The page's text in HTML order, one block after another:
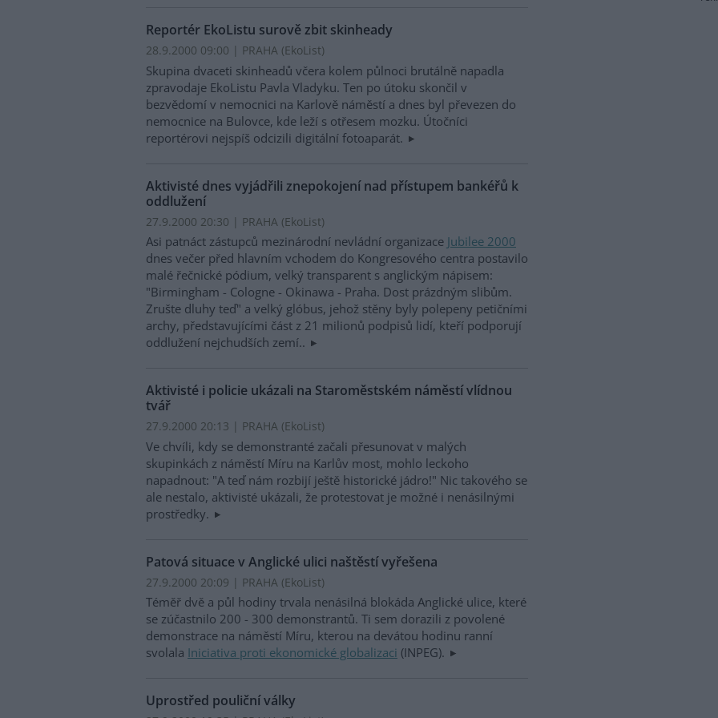
Reportér EkoListu surově zbit skinheady
28.9.2000 09:00 | PRAHA (EkoList)
Skupina dvaceti skinheadů včera kolem půlnoci brutálně napadla
zpravodaje EkoListu Pavla Vladyku. Ten po útoku skončil v
bezvědomí v nemocnici na Karlově náměstí a dnes byl převezen do
nemocnice na Bulovce, kde leží s otřesem mozku. Útočníci
reportérovi nejspíš odcizili digitální fotoaparát.
Aktivisté dnes vyjádřili znepokojení nad přístupem bankéřů k
oddlužení
27.9.2000 20:30 | PRAHA (EkoList)
Asi patnáct zástupců mezinárodní nevládní organizace Jubilee 2000
dnes večer před hlavním vchodem do Kongresového centra postavilo
malé řečnické pódium, velký transparent s anglickým nápisem:
"Birmingham - Cologne - Okinawa - Praha. Dost prázdným slibům.
Zrušte dluhy teď" a velký glóbus, jehož stěny byly polepeny petičními
archy, představujícími část z 21 milionů podpisů lidí, kteří podporují
oddlužení nejchudších zemí..
Aktivisté i policie ukázali na Staroměstském náměstí vlídnou
tvář
27.9.2000 20:13 | PRAHA (EkoList)
Ve chvíli, kdy se demonstranté začali přesunovat v malých
skupinkách z náměstí Míru na Karlův most, mohlo leckoho
napadnout: "A teď nám rozbijí ještě historické jádro!" Nic takového se
ale nestalo, aktivisté ukázali, že protestovat je možné i nenásilnými
prostředky.
Patová situace v Anglické ulici naštěstí vyřešena
27.9.2000 20:09 | PRAHA (EkoList)
Téměř dvě a půl hodiny trvala nenásilná blokáda Anglické ulice, které
se zúčastnilo 200 - 300 demonstrantů. Ti sem dorazili z povolené
demonstrace na náměstí Míru, kterou na devátou hodinu ranní
svolala Iniciativa proti ekonomické globalizaci (INPEG).
Uprostřed pouliční války